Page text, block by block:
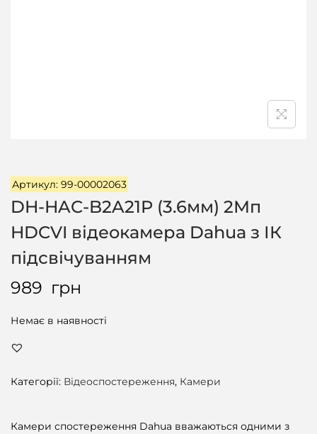
Артикул: 99-00002063
DH-HAC-B2A21P (3.6мм) 2Мп
HDCVI відеокамера Dahua з ІК
підсвічуванням
989 грн
Немає в наявності
Категорії: Відеоспостереження, Камери
Камери спостереження Dahua вважаються одними з